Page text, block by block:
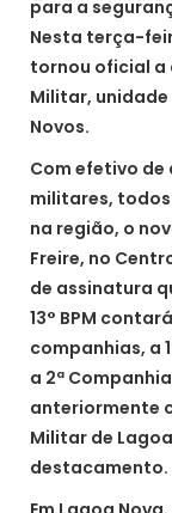
para a
Nesta terça-
tornou oficial a
Militar,
Novos.
Com efetivo
militares,
na região, o
Freire, no
de assinatura
13° BPM
companhias, a
a 2ª
anteriormente
Militar de
destacamento.